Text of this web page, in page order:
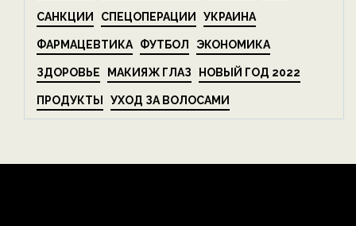
САНКЦИИ СПЕЦОПЕРАЦИИ УКРАИНА
ФАРМАЦЕВТИКА ФУТБОЛ ЭКОНОМИКА
ЗДОРОВЬЕ МАКИЯЖ ГЛАЗ НОВЫЙ ГОД 2022
ПРОДУКТЫ УХОД ЗА ВОЛОСАМИ